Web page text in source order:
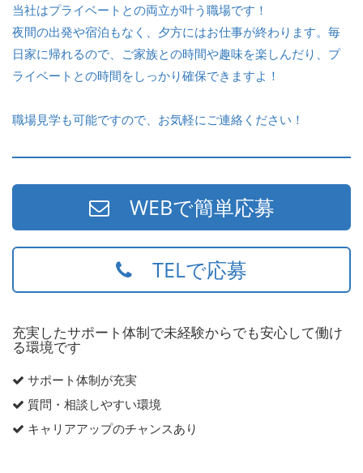
当社はプライベートとの両立が叶う職場です！
夜間の出発や宿泊もなく、夕方にはお仕事が終わります。毎
日家に帰れるので、ご家族との時間や趣味を楽しんだり、プ
ライベートとの時間をしっかり確保できますよ！
職場見学も可能ですので、お気軽にご連絡ください！
WEBで簡単応募
TELで応募
充実したサポート体制で未経験からでも安心して働け
る環境です
サポート体制が充実
質問・相談しやすい環境
キャリアアップのチャンスあり